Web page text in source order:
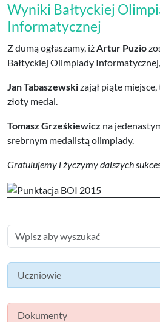
Wyniki Bałtyckiej
Informatycznej
Z dumą ogłaszamy, iżArtur Puzio
Bałtyckiej Olimpiady Informatycznej,
Jan Tabaszewskizajął piąte
złoty medal.
Tomasz Grześkiewicz na
srebrnym medalistą olimpiady.
Gratulujemy i życzymy dalszych
Uczniowie
Dokumenty